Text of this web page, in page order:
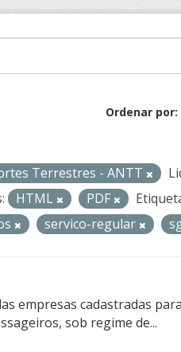
Ordenar por
Terrestres - ANTT
HTML PDF
servico-regular
empresas cadastradas
sob regime de...